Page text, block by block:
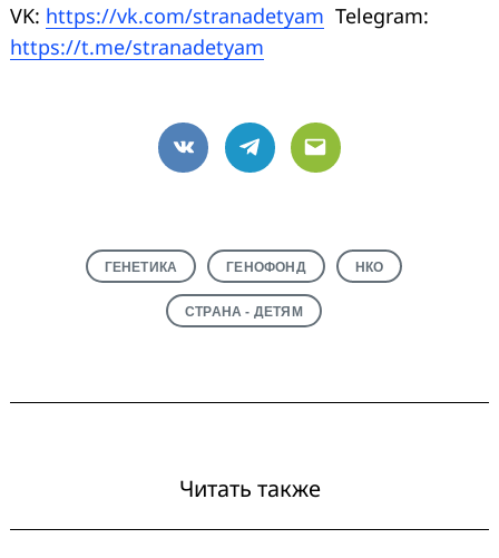
VK: https://vk.com/stranadetyam Telegram:
https://t.me/stranadetyam
VK Telegram
Email
ГЕНЕТИКА ГЕНОФОНД НКО
СТРАНА - ДЕТЯМ
Читать также